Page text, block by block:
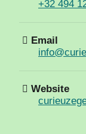
+32 494
Email
Website